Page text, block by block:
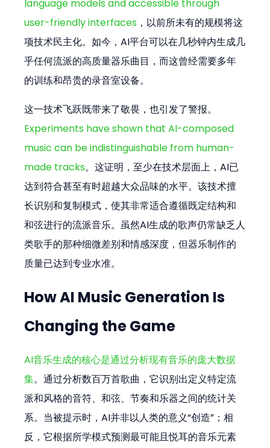
language models and accessible through
user-friendly interfaces ，以前所未有的规模将这
项技术民主化。如今，AI平台可以在几秒钟内生成几
乎任何流派的高质量器乐曲目，而这曾经需要多年
的训练和昂贵的录音室设备。
这一技术飞跃既带来了敬畏，也引发了警报。
Experiments have shown that AI-composed
music can be indistinguishable from human-
made tracks。这证明，至少在技术层面上，AI已
达到符合甚至有时超越大众品味的水平。该技术擅
长识别和复制模式，使其非常适合遵循既定结构和
和弦进行的流派音乐。虽然AI生成的歌声仍常缺乏人
类歌手的那种细微差别和情感深度，但器乐制作的
质量已达到专业水准。
How AI Music Generation Is
Changing the Game
AI音乐生成的核心是通过分析现有音乐的庞大数据
集。通过分析数百万首歌曲，它识别出定义特定流
派和风格的音符、和弦、节奏和乐器之间的统计关
系。当被提示时，AI并非以人类的意义“创造”；相
反，它根据所学模式预测最可能且悦耳的音乐元素